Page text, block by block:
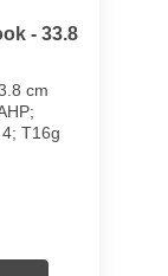
- 33.8
cm
T16g